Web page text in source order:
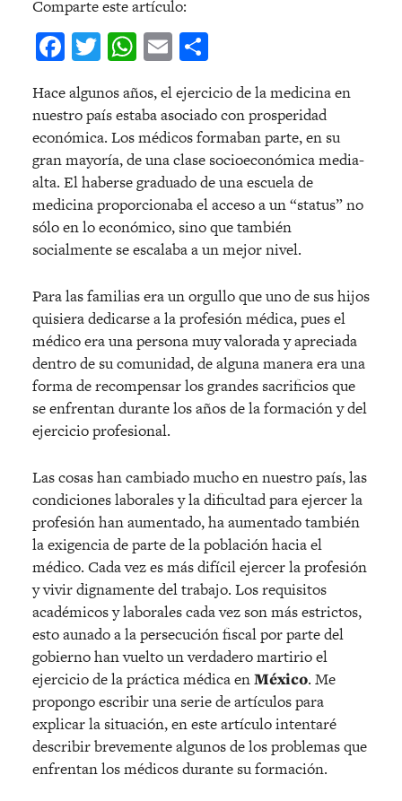
Comparte este artículo:
Facebook
Twitter
WhatsApp
Email
Hace algunos años, el ejercicio de la medicina en
nuestro país estaba asociado con prosperidad
económica. Los médicos formaban parte, en su
gran mayoría, de una clase socioeconómica media-
alta. El haberse graduado de una escuela de
medicina proporcionaba el acceso a un “status” no
sólo en lo económico, sino que también
socialmente se escalaba a un mejor nivel.
Para las familias era un orgullo que uno de sus hijos
quisiera dedicarse a la profesión médica, pues el
médico era una persona muy valorada y apreciada
dentro de su comunidad, de alguna manera era una
forma de recompensar los grandes sacrificios que
se enfrentan durante los años de la formación y del
ejercicio profesional.
Las cosas han cambiado mucho en nuestro país, las
condiciones laborales y la dificultad para ejercer la
profesión han aumentado, ha aumentado también
la exigencia de parte de la población hacia el
médico. Cada vez es más difícil ejercer la profesión
y vivir dignamente del trabajo. Los requisitos
académicos y laborales cada vez son más estrictos,
esto aunado a la persecución fiscal por parte del
gobierno han vuelto un verdadero martirio el
ejercicio de la práctica médica enMéxico. Me
propongo escribir una serie de artículos para
explicar la situación, en este artículo intentaré
describir brevemente algunos de los problemas que
enfrentan los médicos durante su formación.